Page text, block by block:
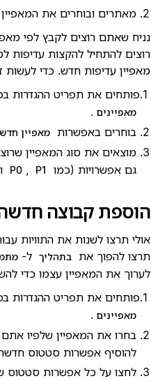
מאתרים ובוחרים את
נניח שאתם רוצים לקבץ לפי
רוצים להתחיל להקצות עדיפות
מאפיין עדיפות חדש. כדי לעשות
פותחים את תפריט ההגדרות
מאפיינים .
בוחרים באפשרות
מאפיין חדש
מוצאים את סוג המאפיין
גם אפשרויות (כמו
P0 , P1
הוספת קבוצה
אולי תרצו לשנות את התוויות
תרצו להפוך את
בתהליך ל-
לערוך את המאפיין עצמו כדי
פותחים את תפריט ההגדרות
מאפיינים .
בחרו את המאפיין שלפיו
להוסיף אפשרות סטטוס
לחצו על כל אפשרות סטטוס